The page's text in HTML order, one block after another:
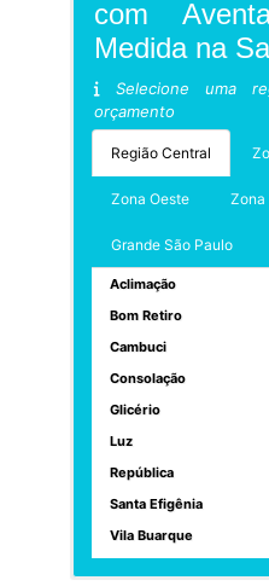
com
Medida na
Selecione uma
orçamento
Região Central
Zona Oeste Zona
Grande São Paulo
Aclimação
Bom Retiro
Cambuci
Consolação
Glicério
Luz
República
Santa Efigênia
Vila Buarque